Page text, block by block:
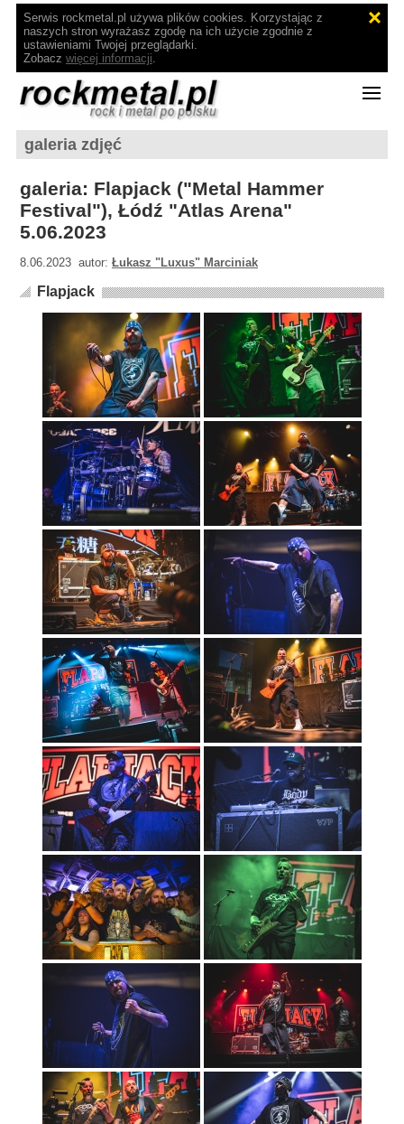
Serwis rockmetal.pl używa plików cookies. Korzystając z
naszych stron wyrażasz zgodę na ich użycie zgodnie z
ustawieniami Twojej przeglądarki.
Zobacz więcej informacji.
galeria zdjęć
galeria: Flapjack ("Metal Hammer
Festival"), Łódź "Atlas Arena"
5.06.2023
8.06.2023 autor:Łukasz "Luxus" Marciniak
Flapjack